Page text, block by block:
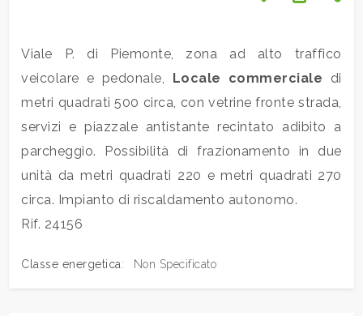
Viale P. di Piemonte, zona ad alto traffico
veicolare e pedonale, Locale commerciale di
metri quadrati 500 circa, con vetrine fronte strada,
servizi e piazzale antistante recintato adibito a
parcheggio. Possibilità di frazionamento in due
unità da metri quadrati 220 e metri quadrati 270
circa. Impianto di riscaldamento autonomo.
Rif. 24156
Classe energetica: Non Specificato
Commerciali
Industriali
Terreni
Prezzo